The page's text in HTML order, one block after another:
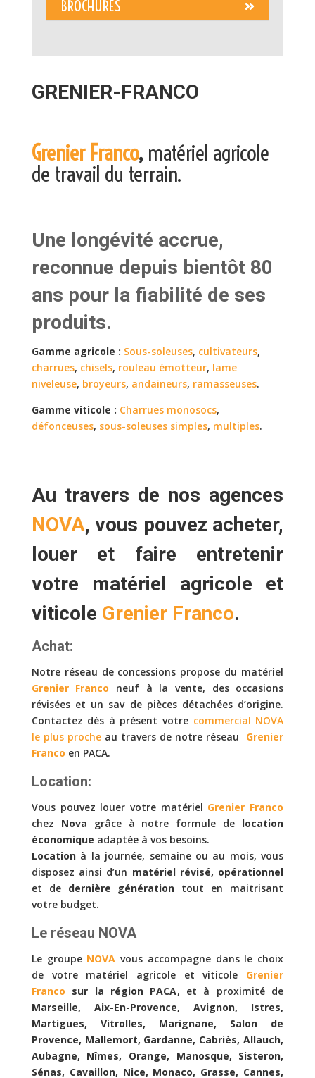
BROCHURES
GRENIER-FRANCO
Grenier Franco,matériel agricole
de travail du terrain.
Une longévité accrue,
reconnue depuis bientôt 80
ans pour la fiabilité de ses
produits.
Gamme agricole : Sous-soleuses, cultivateurs,
charrues, chisels, rouleau émotteur, lame
niveleuse, broyeurs, andaineurs, ramasseuses.
Gamme viticole : Charrues monosocs,
défonceuses, sous-soleuses simples, multiples.
Au travers de nos agences
NOVA, vous pouvez acheter,
loueret faire entretenir
votre matériel agricole et
viticole Grenier Franco.
Achat:
Notre réseau de concessions propose du matériel
Grenier Franco neuf à la vente, des occasions
révisées et un sav de pièces détachées d’origine.
Contactez dès à présent votre commercial NOVA
le plus procheau travers de notre réseau Grenier
Franco en PACA.
Location:
Vous pouvez louer votre matériel Grenier Franco
chez Nova grâce à notre formule de location
économique adaptée à vos besoins.
Location à la journée, semaine ou au mois, vous
disposez ainsi d’un matériel révisé, opérationnel
et de dernière génération tout en maitrisant
votre budget.
Le réseau NOVA
Le groupe NOVA vous accompagne dans le choix
de votre matériel agricole et viticole Grenier
Franco sur la région PACA, et à proximité de
Marseille, Aix-En-Provence, Avignon, Istres,
Martigues, Vitrolles, Marignane, Salon de
Provence, Mallemort, Gardanne, Cabriès, Allauch,
Aubagne, Nîmes, Orange, Manosque, Sisteron,
Sénas, Cavaillon, Nice, Monaco, Grasse, Cannes,